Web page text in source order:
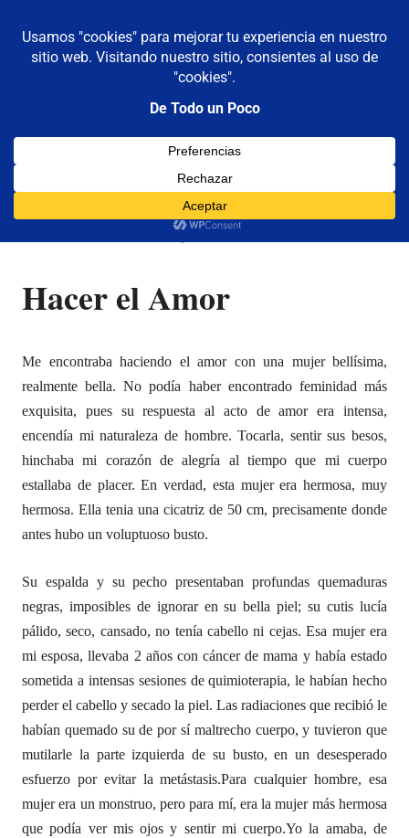
contenido
De todo un poco
Reflexiones,
Viajes
MENÚ
Hacer el Amor
Luis Castellanos
Parejas Reflexiones
Hacer el Amor
Me encontraba haciendo el amor con una mujer bellísima,
realmente bella. No podía haber encontrado feminidad más
exquisita, pues su respuesta al acto de amor era intensa,
encendía mi naturaleza de hombre. Tocarla, sentir sus besos,
hinchaba mi corazón de alegría al tiempo que mi cuerpo
estallaba de placer.En verdad, esta mujer era hermosa, muy
hermosa. Ella tenia una cicatriz de 50 cm, precisamente donde
antes hubo un voluptuoso busto.
Su espalda y su pecho presentaban profundas quemaduras
negras, imposibles de ignorar en su bella piel; su cutis lucía
pálido, seco, cansado, no tenía cabello ni cejas. Esa mujer era
mi esposa, llevaba 2 años con cáncer de mama y había estado
sometida a intensas sesiones de quimioterapia, le habían hecho
perder el cabello y secado la piel. Las radiaciones que recibió le
habían quemado su de por sí maltrecho cuerpo, y tuvieron que
mutilarle la parte izquierda de su busto, en un desesperado
esfuerzo por evitar la metástasis.Para cualquier hombre, esa
mujer era un monstruo, pero para mí, era la mujer más hermosa
que podía ver mis ojos y sentir mi cuerpo.Yo la amaba, de